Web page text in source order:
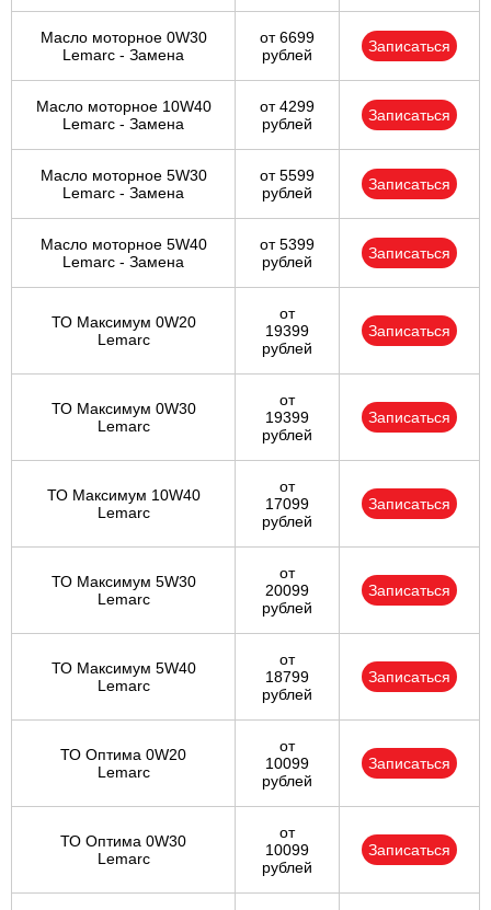
Саратов
Солнцево
Сочи
Сургут
Тольятти
Тула
Тюмень
Челябинск
Череповец
Ярославль
Масло моторное 0W30
Lemarc - Замена
от 6699
рублей
Записаться
Масло моторное 10W40
Lemarc - Замена
от 4299
рублей
Записаться
Масло моторное 5W30
Lemarc - Замена
от 5599
рублей
Записаться
Масло моторное 5W40
Lemarc - Замена
от 5399
рублей
Записаться
ТО Максимум 0W20
Lemarc
от
19399
рублей
Записаться
ТО Максимум 0W30
Lemarc
от
19399
рублей
Записаться
ТО Максимум 10W40
Lemarc
от
17099
рублей
Записаться
ТО Максимум 5W30
Lemarc
от
20099
рублей
Записаться
ТО Максимум 5W40
Lemarc
от
18799
рублей
Записаться
ТО Оптима 0W20
Lemarc
от
10099
рублей
Записаться
ТО Оптима 0W30
Lemarc
от
10099
рублей
Записаться